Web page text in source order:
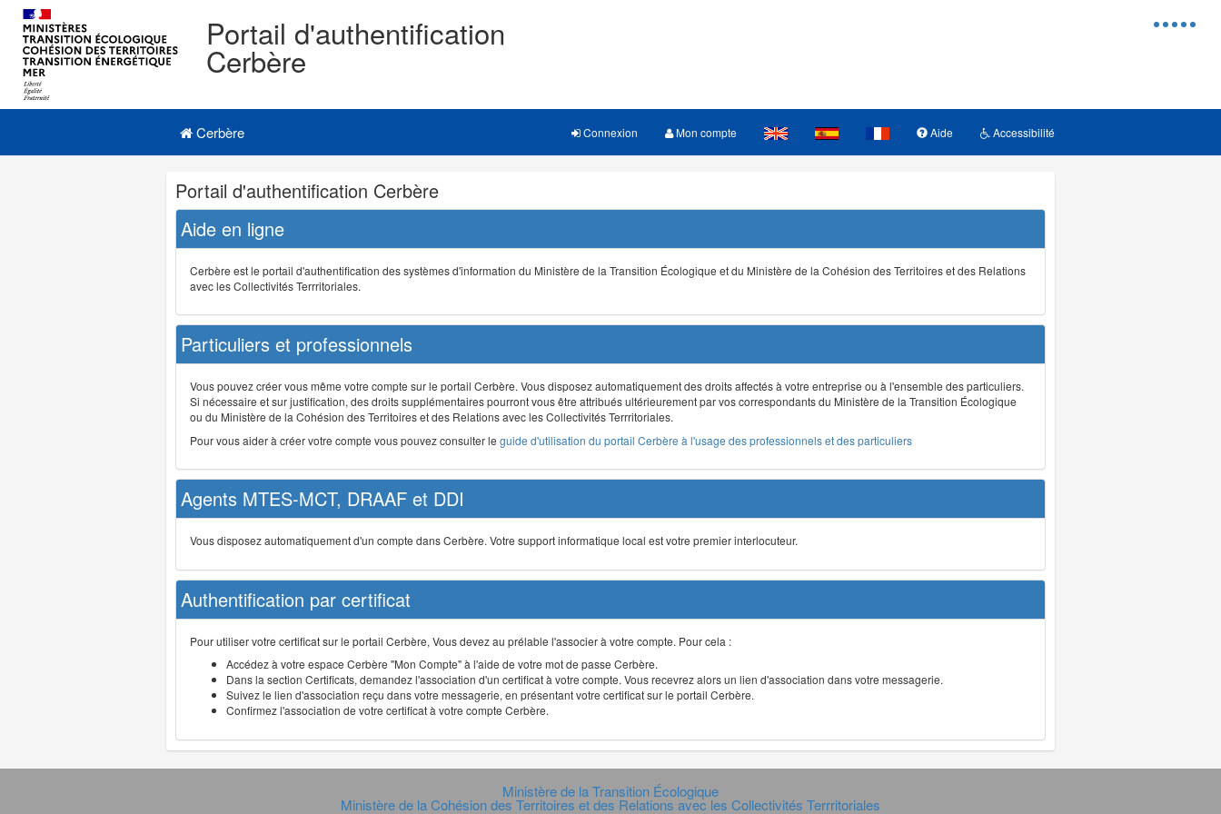
Menu
Portail d'authentification
Cerbère
Navigation
Menu principal
Cerbère Connexion Mon compte Aide Accessibilité
Navigation
et
outils
annexes
Portail d'authentification Cerbère
Aide en ligne
Cerbère est le portail d'authentification des systèmes d'information du Ministère de la Transition Écologique et du Ministère de la Cohésion des Territoires et des Relations
avec les Collectivités Terrritoriales.
Particuliers et professionnels
Vous pouvez créer vous même votre compte sur le portail Cerbère. Vous disposez automatiquement des droits affectés à votre entreprise ou à l'ensemble des particuliers.
Si nécessaire et sur justification, des droits supplémentaires pourront vous être attribués ultérieurement par vos correspondants du Ministère de la Transition Écologique
ou du Ministère de la Cohésion des Territoires et des Relations avec les Collectivités Terrritoriales.
Pour vous aider à créer votre compte vous pouvez consulter le guide d'utilisation du portail Cerbère à l'usage des professionnels et des particuliers
Agents MTES-MCT, DRAAF et DDI
Vous disposez automatiquement d'un compte dans Cerbère. Votre support informatique local est votre premier interlocuteur.
Authentification par certificat
Pour utiliser votre certificat sur le portail Cerbère, Vous devez au prélable l'associer à votre compte. Pour cela :
Accédez à votre espace Cerbère "Mon Compte" à l'aide de votre mot de passe Cerbère.
Dans la section Certificats, demandez l'association d'un certificat à votre compte. Vous recevrez alors un lien d'association dans votre messagerie.
Suivez le lien d'association reçu dans votre messagerie, en présentant votre certificat sur le portail Cerbère.
Confirmez l'association de votre certificat à votre compte Cerbère.
Ministère de la Transition Écologique
Ministère de la Cohésion des Territoires et des Relations avec les Collectivités Terrritoriales